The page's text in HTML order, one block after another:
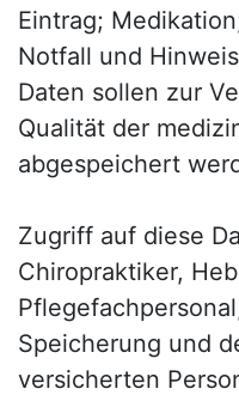
Eintrag;
Notfall und
Daten sollen zur
Qualität der
abgespeichert
Zugriff auf diese
Chiropraktiker,
Speicherung und
versicherten